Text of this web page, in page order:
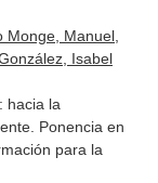
Monge, Manuel,
Isabel
hacia la
Ponencia en
para la